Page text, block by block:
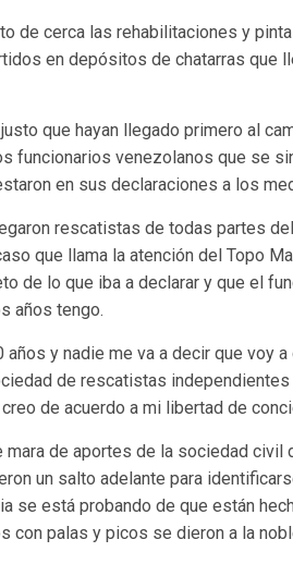
de cerca las rehabilitaciones y
en depósitos de chatarras que
que hayan llegado primero al
funcionarios venezolanos que se
en sus declaraciones a los
rescatistas de todas partes
que llama la atención del Topo
de lo que iba a declarar y que el
años tengo.
años y nadie me va a decir que voy
de rescatistas
de acuerdo a mi libertad de
mara de aportes de la sociedad
un salto adelante para
se está probando de que están
con palas y picos se dieron a la